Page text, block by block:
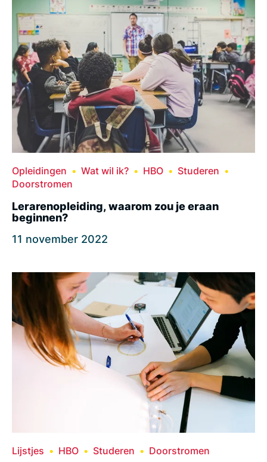
Opleidingen Wat wil ik? HBO
Studeren
Doorstromen
Lerarenopleiding, waarom zou je eraan
beginnen?
11 november 2022
Lijstjes HBO Studeren Doorstromen